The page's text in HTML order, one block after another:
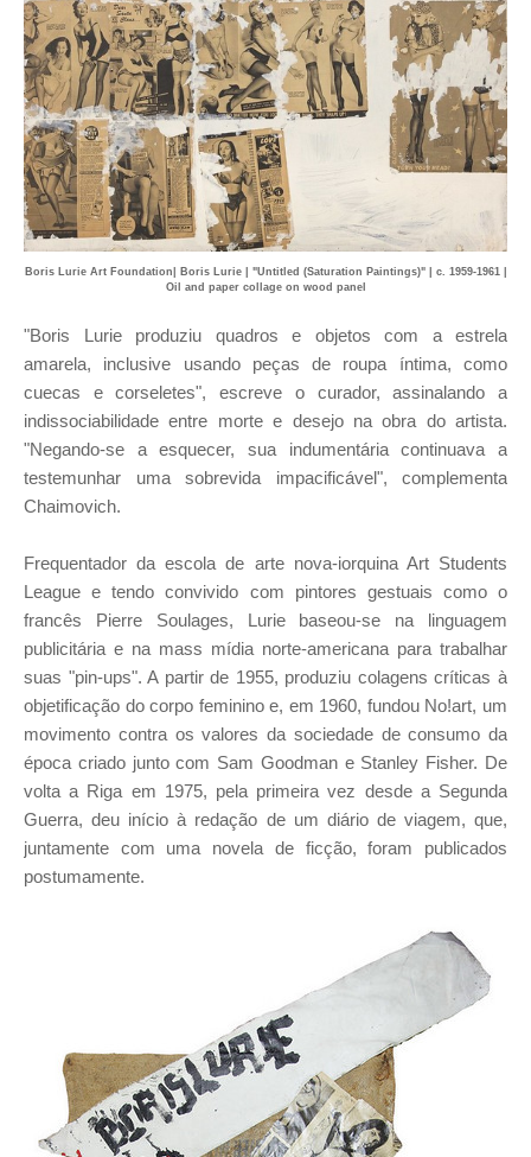
Boris Lurie Art Foundation| Boris Lurie | "Untitled (Saturation Paintings)" | c. 1959-1961 |
Oil and paper collage on wood panel
"Boris Lurie produziu quadros e objetos com a estrela
amarela, inclusive usando peças de roupa íntima, como
cuecas e corseletes", escreve o curador, assinalando a
indissociabilidade entre morte e desejo na obra do artista.
"Negando-se a esquecer, sua indumentária continuava a
testemunhar uma sobrevida impacificável", complementa
Chaimovich.
Frequentador da escola de arte nova-iorquina Art Students
League e tendo convivido com pintores gestuais como o
francês Pierre Soulages, Lurie baseou-se na linguagem
publicitária e na mass mídia norte-americana para trabalhar
suas "pin-ups". A partir de 1955, produziu colagens críticas à
objetificação do corpo feminino e, em 1960, fundou No!art, um
movimento contra os valores da sociedade de consumo da
época criado junto com Sam Goodman e Stanley Fisher. De
volta a Riga em 1975, pela primeira vez desde a Segunda
Guerra, deu início à redação de um diário de viagem, que,
juntamente com uma novela de ficção, foram publicados
postumamente.